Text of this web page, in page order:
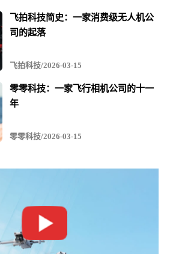
飞拍科技简史：一家消费级无人机公
司的起落
飞拍科技/2026-03-15
零零科技：一家飞行相机公司的十一
年
零零科技/2026-03-15